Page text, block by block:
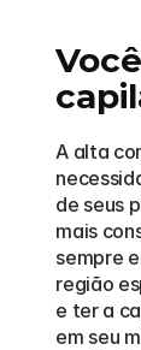
A alta
de seus
mais
sempre
região
e ter a
em seu